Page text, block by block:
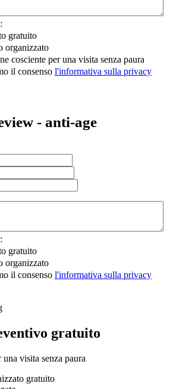
gratuito
organizzato
cosciente per una visita senza paura
il consenso l'informativa sulla privacy
- anti-age
gratuito
organizzato
il consenso l'informativa sulla privacy
gratuito
una visita senza paura
gratuito